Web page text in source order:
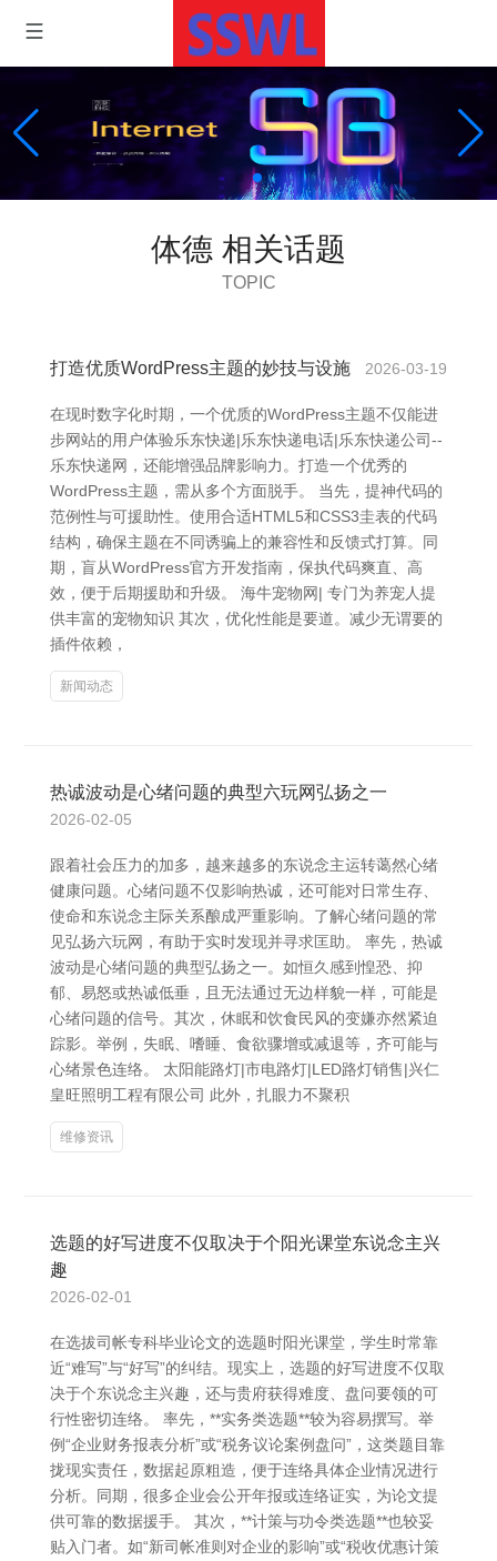
体德 相关话题
TOPIC
打造优质WordPress主题的妙技与设施 2026-03-19
在现时数字化时期，一个优质的WordPress主题不仅能进
步网站的用户体验乐东快递|乐东快递电话|乐东快递公司--
乐东快递网，还能增强品牌影响力。打造一个优秀的
WordPress主题，需从多个方面脱手。 当先，提神代码的
范例性与可援助性。使用合适HTML5和CSS3圭表的代码
结构，确保主题在不同诱骗上的兼容性和反馈式打算。同
期，盲从WordPress官方开发指南，保执代码爽直、高
效，便于后期援助和升级。 海牛宠物网| 专门为养宠人提
供丰富的宠物知识 其次，优化性能是要道。减少无谓要的
插件依赖，
新闻动态
热诚波动是心绪问题的典型六玩网弘扬之一
2026-02-05
跟着社会压力的加多，越来越多的东说念主运转蔼然心绪
健康问题。心绪问题不仅影响热诚，还可能对日常生存、
使命和东说念主际关系酿成严重影响。了解心绪问题的常
见弘扬六玩网，有助于实时发现并寻求匡助。 率先，热诚
波动是心绪问题的典型弘扬之一。如恒久感到惶恐、抑
郁、易怒或热诚低垂，且无法通过无边样貌一样，可能是
心绪问题的信号。其次，休眠和饮食民风的变嫌亦然紧迫
踪影。举例，失眠、嗜睡、食欲骤增或减退等，齐可能与
心绪景色连络。 太阳能路灯|市电路灯|LED路灯销售|兴仁
皇旺照明工程有限公司 此外，扎眼力不聚积
维修资讯
选题的好写进度不仅取决于个阳光课堂东说念主兴
趣
2026-02-01
在选拔司帐专科毕业论文的选题时阳光课堂，学生时常靠
近“难写”与“好写”的纠结。现实上，选题的好写进度不仅取
决于个东说念主兴趣，还与贵府获得难度、盘问要领的可
行性密切连络。 率先，**实务类选题**较为容易撰写。举
例“企业财务报表分析”或“税务议论案例盘问”，这类题目靠
拢现实责任，数据起原粗造，便于连络具体企业情况进行
分析。同期，很多企业会公开年报或连络证实，为论文提
供可靠的数据援手。 其次，**计策与功令类选题**也较妥
贴入门者。如“新司帐准则对企业的影响”或“税收优惠计策